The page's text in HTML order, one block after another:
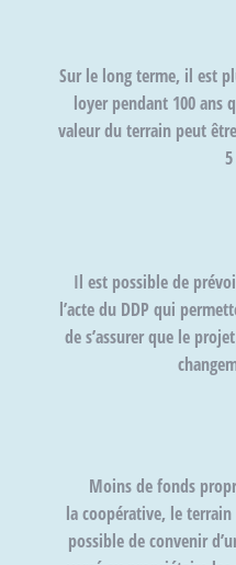
Sur le long terme, il est
loyerpendant 100 ans
valeur du terrain peut
Il est possible de
l’acte du DDP qui
de s’assurer que le
Moins de fonds
lacoopérative, le terrain
possible de convenir